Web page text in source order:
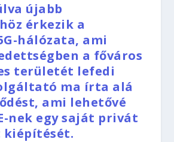
újabb
érkezik a
hálózata, ami
a főváros
területét lefedi
ma írta alá
ami lehetővé
nek egy saját privát
kiépítését.